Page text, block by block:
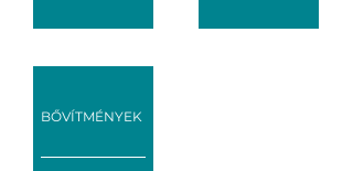
BŐVÍTMÉNYEK